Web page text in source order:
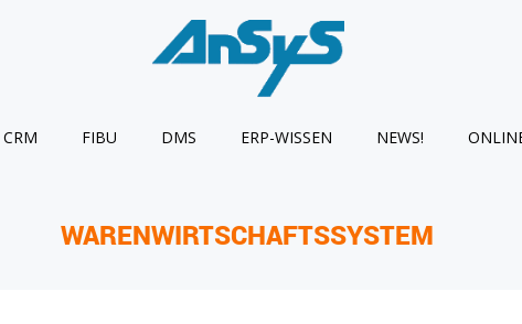
CRM FIBU DMS ERP-WISSEN NEWS!
WARENWIRTSCHAFTSSYSTEM